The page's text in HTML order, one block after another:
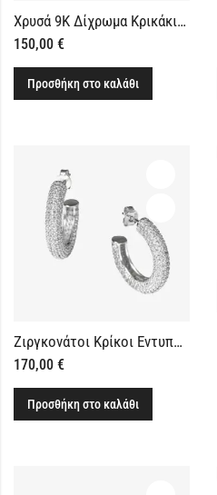
Χρυσά 9Κ Δίχρωμα Κρικάκια Σκουλαρίκια
150,00 €
Προσθήκη στο καλάθι
Ζιργκονάτοι Κρίκοι Εντυπωσιακοί από Ασήμι 925
170,00 €
Προσθήκη στο καλάθι